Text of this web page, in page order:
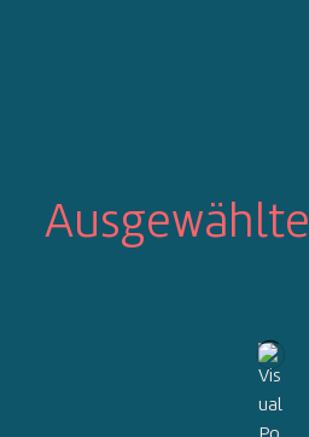
Ausgewählte